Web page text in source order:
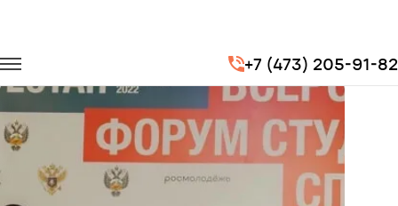
+7 (473) 205-91-82
Транспорт на мероприятия
Всероссийский форум студенческих спортивных клубов России!